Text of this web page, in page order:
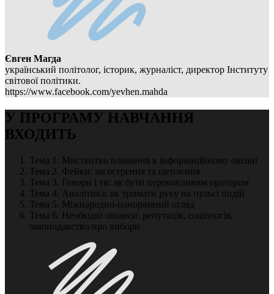
Євген Магда
український політолог, історик, журналіст, директор Інституту
світової політики.
https://www.facebook.com/yevhen.mahda
У ПРОГРАМУ НАВЧАННЯ
ВХОДИТЬ
Тема 1. Мистецтво плавання в інформаційному океані
Тема 2. Фейки: загострення та щеплення
Тема 3. Говори і ти: як бути переконливим оратором
Тема 4. Аналітика: як тримати руку на пульсі подій
Тема 5. Міжнародно-панорамний огляд
Тема 6. Необхідні нюанси: репутація, соціологія,
законодавство про вибори